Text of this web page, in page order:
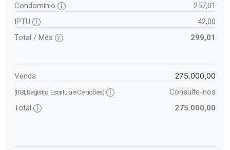
Condomínio
257,01
IPTU
42,00
Total / Mês
299,01
Venda 275.000,00
(ITBI, Registro, Escritura e Certidões)
Consulte-nos
Total
275.000,00